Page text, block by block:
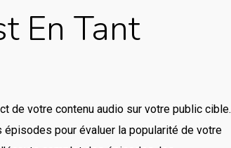
En Tant
de votre contenu audio sur votre public cible.
pour évaluer la popularité de votre